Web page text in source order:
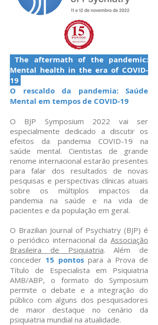
The aftermath of the pandemic:
Mental health in the era of COVID-
19
O rescaldo da pandemia: Saúde
Mental em tempos de COVID-19
O BJP Symposium 2022 vai ser
especialmente dedicado a discutir os
efeitos da pandemia COVID-19 na
saúde mental. Cientistas de grande
renome internacional estarão presentes
para falar dos resultados de novas
pesquisas e perspectivas clínicas atuais
sobre os múltiplos impactos da
pandemia na saúde e na vida de
pacientes e da população em geral.
O Brazilian Journal of Psychiatry (BJP) é
o periódico internacional da Associação
Brasileira de Psiquiatria. Além de
conceder 15 pontos para a Prova de
Título de Especialista em Psiquiatria
AMB/ABP, o formato do Symposium
permite o debate e a integração do
público com alguns dos pesquisadores
de maior destaque no cenário da
psiquiatria mundial na atualidade.